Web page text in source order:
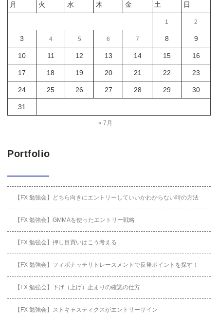
月 火 水 木 金 土 日
1 2
3 4 5 6 7 8 9
10 11 12 13 14 15 16
17 18 19 20 21 22 23
24 25 26 27 28 29 30
31
« 7月
Portfolio
【FX 勉強会】どちら向きにエントリーしていいかわからない時の方法
【FX 勉強会】GMMAを使ったエントリー戦略
【FX 勉強会】押し目買いはこう考える
【FX 勉強会】フィボナッチリトレースメントで反発ポイントを探す！
【FX 勉強会】下げ（上げ）止まりの確認の仕方
【FX 勉強会】ストキャスティクスがエントリーサイン